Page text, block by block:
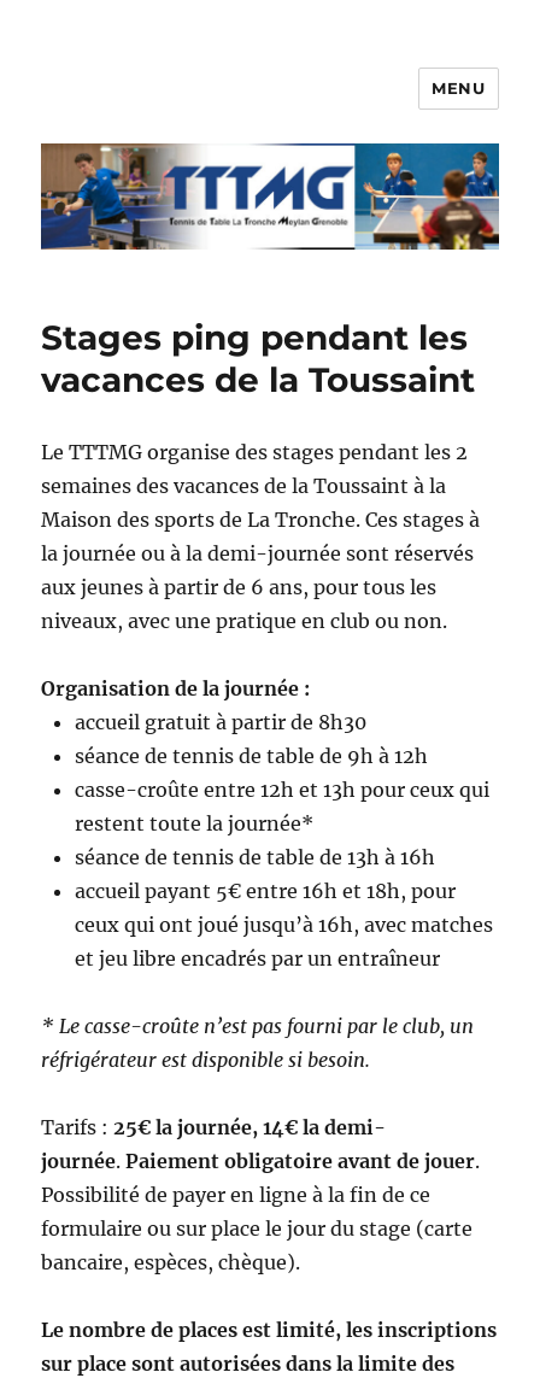
MENU
Stages ping pendant les
vacances de la Toussaint
Le TTTMG organise des stages pendant les 2
semaines des vacances de la Toussaint à la
Maison des sports de La Tronche. Ces stages à
la journée ou à la demi-journée sont réservés
aux jeunes à partir de 6 ans, pour tous les
niveaux, avec une pratique en club ou non.
Organisation de la journée :
accueil gratuit à partir de 8h30
séance de tennis de table de 9h à 12h
casse-croûte entre 12h et 13h pour ceux qui
restent toute la journée*
séance de tennis de table de 13h à 16h
accueil payant 5€ entre 16h et 18h, pour
ceux qui ont joué jusqu’à 16h, avec matches
et jeu libre encadrés par un entraîneur
* Le casse-croûte n’est pas fourni par le club, un
réfrigérateur est disponible si besoin.
Tarifs :25€ la journée, 14€ la demi-
journée.Paiement obligatoire avant de jouer.
Possibilité de payer en ligne à la fin de ce
formulaire ou sur place le jour du stage (carte
bancaire, espèces, chèque).
Le nombre de places est limité, les inscriptions
sur place sont autorisées dans la limite des